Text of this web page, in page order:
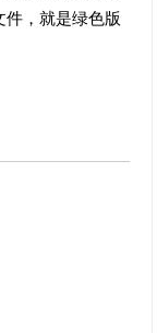
，就是绿色版